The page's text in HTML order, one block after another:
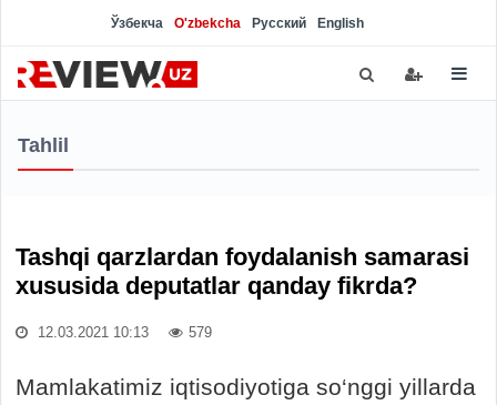
Ўзбекча O'zbekcha Русский English
Tahlil
Tashqi qarzlardan foydalanish samarasi
xususida deputatlar qanday fikrda?
12.03.2021 10:13 579
Mamlakatimiz iqtisodiyotiga so‘nggi yillarda